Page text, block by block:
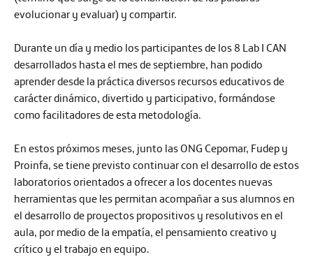
evolucionar y evaluar) y compartir.
Durante un día y medio los participantes de los 8 Lab I CAN
desarrollados hasta el mes de septiembre, han podido
aprender desde la práctica diversos recursos educativos de
carácter dinámico, divertido y participativo, formándose
como facilitadores de esta metodología.
En estos próximos meses, junto las ONG Cepomar, Fudep y
Proinfa, se tiene previsto continuar con el desarrollo de estos
laboratorios orientados a ofrecer a los docentes nuevas
herramientas que les permitan acompañar a sus alumnos en
el desarrollo de proyectos propositivos y resolutivos en el
aula, por medio de la empatía, el pensamiento creativo y
crítico y el trabajo en equipo.